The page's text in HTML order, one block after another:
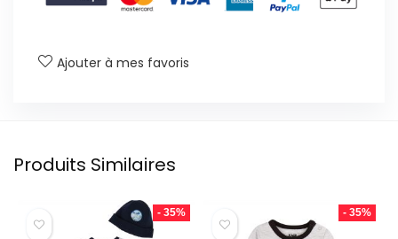
Ajouter à mes favoris
Produits Similaires
- 35% - 35%